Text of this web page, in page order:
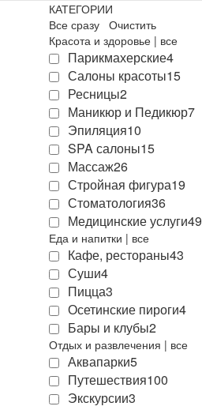
КАТЕГОРИИ
Все сразу Очистить
Красота и здоровье | все
Парикмахерские4
Салоны красоты15
Ресницы2
Маникюр и Педикюр7
Эпиляция10
SPA салоны15
Массаж26
Стройная фигура19
Стоматология36
Медицинские услуги49
Еда и напитки | все
Кафе, рестораны43
Суши4
Пицца3
Осетинские пироги4
Бары и клубы2
Отдых и развлечения | все
Аквапарки5
Путешествия100
Экскурсии3